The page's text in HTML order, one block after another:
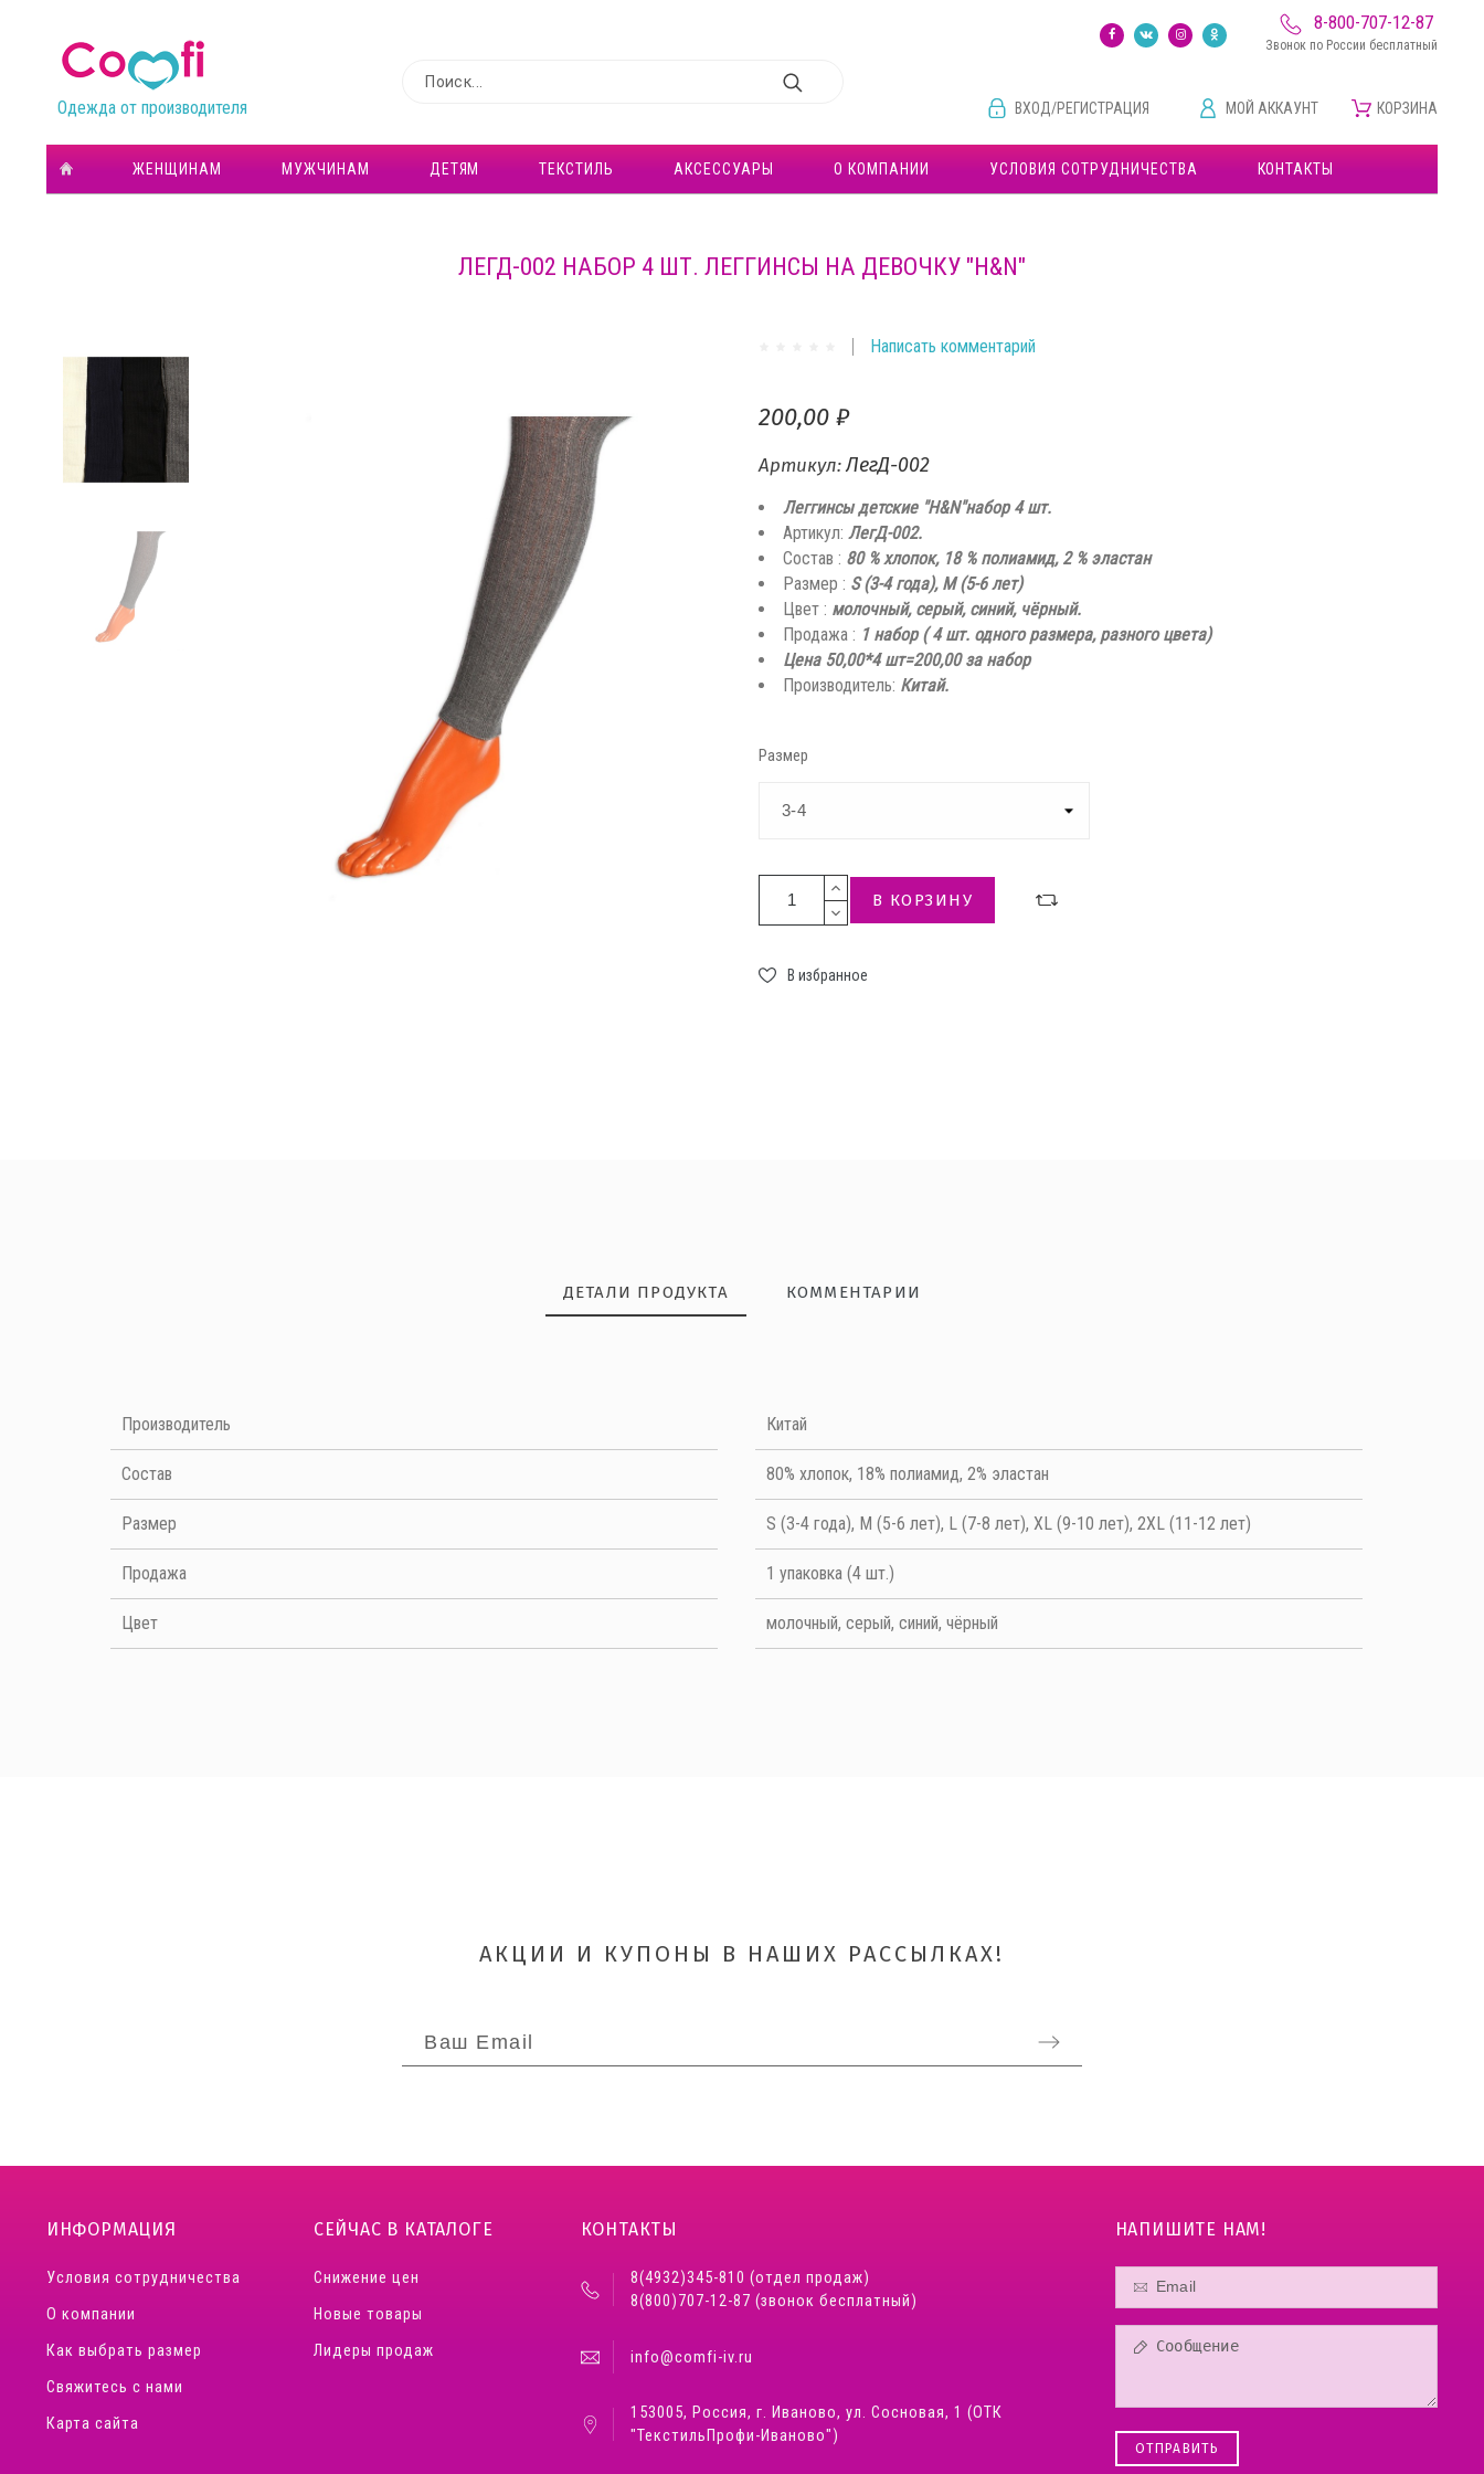
8-800-707-12-87
Звонок по России бесплатный
Одежда от производителя ВХОД/РЕГИСТРАЦИЯ МОЙ АККАУНТ КОРЗИНА
ЖЕНЩИНАМ МУЖЧИНАМ ДЕТЯМ ТЕКСТИЛЬ АКСЕССУАРЫ О КОМПАНИИ УСЛОВИЯ СОТРУДНИЧЕСТВА КОНТАКТЫ
ЛЕГД-002 НАБОР 4 ШТ. ЛЕГГИНСЫ НА ДЕВОЧКУ "H&N"
Написать комментарий
200,00 ₽
Артикул:ЛегД-002
Леггинсы детские "H&N"набор 4 шт.
Артикул: ЛегД-002.
Состав : 80 % хлопок, 18 % полиамид, 2 % эластан
Размер : S (3-4 года), M (5-6 лет)
Цвет : молочный, серый, синий, чёрный.
Продажа : 1 набор ( 4 шт. одного размера, разного цвета)
Цена 50,00*4 шт=200,00 за набор
Производитель: Китай.
Размер
В КОРЗИНУ
В избранное
ДЕТАЛИ ПРОДУКТА КОММЕНТАРИИ
Производитель Китай
Cостав 80% хлопок, 18% полиамид, 2% эластан
Размер S (3-4 года), M (5-6 лет), L (7-8 лет), XL (9-10 лет), 2XL (11-12 лет)
Продажа 1 упаковка (4 шт.)
Цвет молочный, серый, синий, чёрный
АКЦИИ И КУПОНЫ В НАШИХ РАССЫЛКАХ!
ИНФОРМАЦИЯ
Условия сотрудничества
О компании
Как выбрать размер
Свяжитесь с нами
Карта сайта
СЕЙЧАС В КАТАЛОГЕ
Снижение цен
Новые товары
Лидеры продаж
КОНТАКТЫ
8(4932)345-810 (отдел продаж)
8(800)707-12-87 (звонок бесплатный)
info@comfi-iv.ru
153005, Россия, г. Иваново, ул. Сосновая, 1 (ОТК
"ТекстильПрофи-Иваново")
НАПИШИТЕ НАМ!
ОТПРАВИТЬ